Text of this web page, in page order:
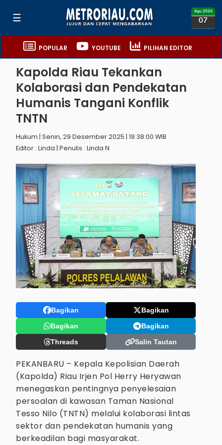
☰
Agu 2026
07
POPULAR YOUTUBE PILIHAN EDITOR
Kapolda Riau Tekankan
Kolaborasi dan Pendekatan
Humanis Tangani Konflik
TNTN
Hukum | Senin, 29 Desember 2025 | 19:38:00 WIB
Editor : Linda | Penulis : Linda N
Bagikan
Bagikan
Bagikan
Bagikan
Threads
Salin Tautan
PEKANBARU – Kepala Kepolisian Daerah
(Kapolda) Riau Irjen Pol Herry Heryawan
menegaskan pentingnya penyelesaian
persoalan di kawasan Taman Nasional
Tesso Nilo (TNTN) melalui kolaborasi lintas
sektor dan pendekatan humanis yang
berkeadilan bagi masyarakat.